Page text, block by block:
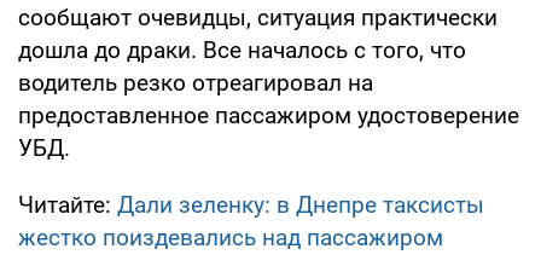
сообщают очевидцы, ситуация практически
дошла до драки. Все началось с того, что
водитель резко отреагировал на
предоставленное пассажиром удостоверение
УБД.
Читайте: Дали зеленку: в Днепре таксисты
жестко поиздевались над пассажиром